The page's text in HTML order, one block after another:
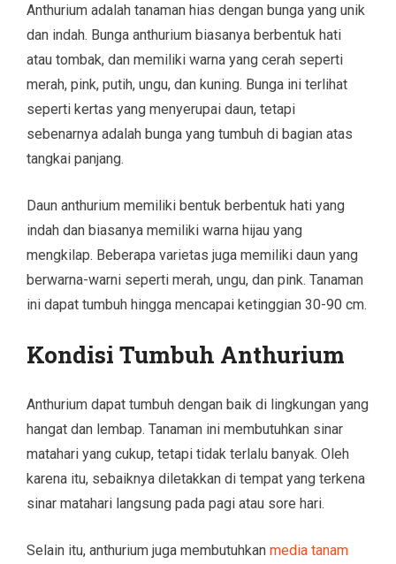
Anthurium adalah tanaman hias dengan bunga yang unik
dan indah. Bunga anthurium biasanya berbentuk hati
atau tombak, dan memiliki warna yang cerah seperti
merah, pink, putih, ungu, dan kuning. Bunga ini terlihat
seperti kertas yang menyerupai daun, tetapi
sebenarnya adalah bunga yang tumbuh di bagian atas
tangkai panjang.
Daun anthurium memiliki bentuk berbentuk hati yang
indah dan biasanya memiliki warna hijau yang
mengkilap. Beberapa varietas juga memiliki daun yang
berwarna-warni seperti merah, ungu, dan pink. Tanaman
ini dapat tumbuh hingga mencapai ketinggian 30-90 cm.
Kondisi Tumbuh Anthurium
Anthurium dapat tumbuh dengan baik di lingkungan yang
hangat dan lembap. Tanaman ini membutuhkan sinar
matahari yang cukup, tetapi tidak terlalu banyak. Oleh
karena itu, sebaiknya diletakkan di tempat yang terkena
sinar matahari langsung pada pagi atau sore hari.
Selain itu, anthurium juga membutuhkan media tanam